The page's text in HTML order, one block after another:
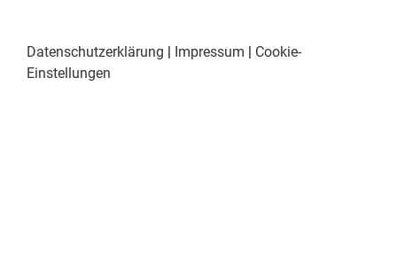
Datenschutzerklärung | Impressum | Cookie-
Einstellungen